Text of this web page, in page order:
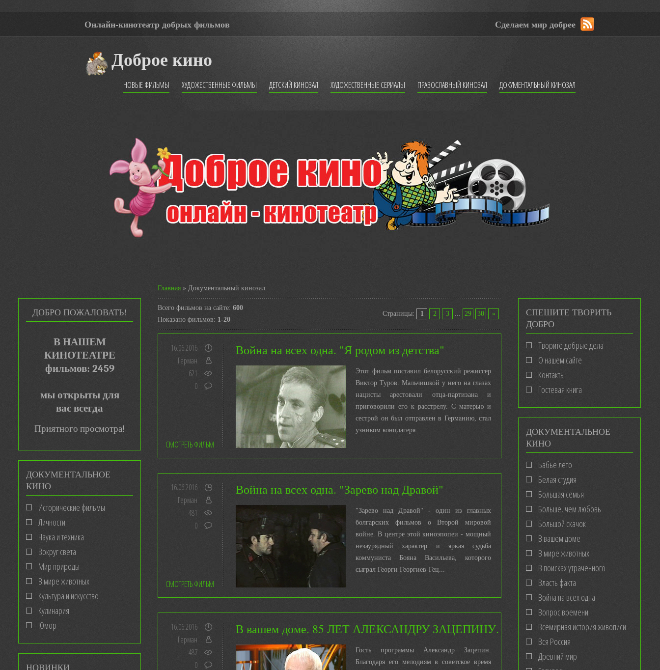
Онлайн-кинотеатр добрых фильмов Сделаем мир добрее
Доброе кино
НОВЫЕ ФИЛЬМЫ ХУДОЖЕСТВЕННЫЕ ФИЛЬМЫ ДЕТСКИЙ КИНОЗАЛ ХУДОЖЕСТВЕННЫЕ СЕРИАЛЫ ПРАВОСЛАВНЫЙ КИНОЗАЛ ДОКУМЕНТАЛЬНЫЙ КИНОЗАЛ
ДОБРО ПОЖАЛОВАТЬ!
В НАШЕМ
КИНОТЕАТРЕ
фильмов: 2459
мы открыты для
вас всегда
Приятного просмотра!
ДОКУМЕНТАЛЬНОЕ
КИНО
Исторические фильмы
Личности
Наука и техника
Вокруг света
Мир природы
В мире животных
Культура и искусство
Кулинария
Юмор
НОВИНКИ
Главная » Документальный кинозал
Всего фильмов на сайте: 600
Показано фильмов: 1-20
Страницы: 1 2 3 ... 29 30 »
Война на всех одна. "Я родом из детства"
Этот фильм поставил белорусский режиссер
Виктор Туров. Мальчишкой у него на глазах
нацисты арестовали отца-партизана и
приговорили его к расстрелу. С матерью и
сестрой он был отправлен в Германию, стал
узником концлагеря...
16.06.2016
Герман
621
0
СМОТРЕТЬ ФИЛЬМ
Война на всех одна. "Зарево над Дравой"
"Зарево над Дравой" - один из главных
болгарских фильмов о Второй мировой
войне. В центре этой киноэпопеи - мощный
незаурядный характер и яркая судьба
коммуниста Бояна Васильева, которого
сыграл Георги Георгиев-Гец...
16.06.2016
Герман
481
0
СМОТРЕТЬ ФИЛЬМ
В вашем доме. 85 ЛЕТ АЛЕКСАНДРУ ЗАЦЕПИНУ.
Гость программы Александр Зацепин.
Благодаря его мелодиям в советское время
16.06.2016
Герман
487
0
СПЕШИТЕ ТВОРИТЬ
ДОБРО
Творите добрые дела
О нашем сайте
Контакты
Гостевая книга
ДОКУМЕНТАЛЬНОЕ
КИНО
Бабье лето
Белая студия
Большая семья
Больше, чем любовь
Большой скачок
В вашем доме
В мире животных
В поисках утраченного
Власть факта
Война на всех одна
Вопрос времени
Всемирная история живописи
Вся Россия
Древний мир